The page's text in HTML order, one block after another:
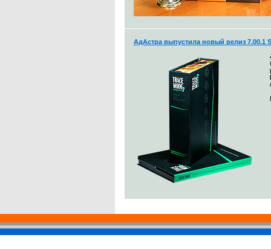
АдАстра выпустила новый релиз 7.00.1